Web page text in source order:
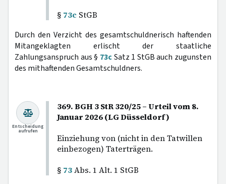
§ 73c StGB
Durch den Verzicht des gesamtschuldnerisch haftenden
Mitangeklagten erlischt der staatliche
Zahlungsanspruch aus § 73cSatz 1 StGB auch zugunsten
des mithaftenden Gesamtschuldners.
369. BGH 3 StR 320/25 – Urteil vom 8.
Januar 2026 (LG Düsseldorf)
Einziehung von (nicht in den Tatwillen
einbezogen) Taterträgen.
§ 73Abs. 1 Alt. 1 StGB
Entscheidung
aufrufen